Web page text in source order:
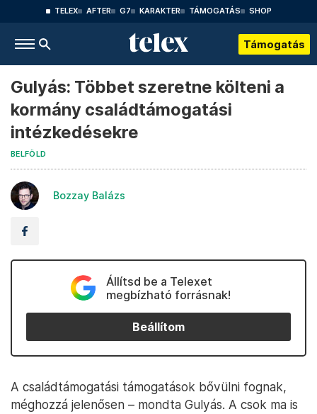
TELEX AFTER G7 KARAKTER TÁMOGATÁS SHOP
Támogatás
Gulyás: Többet szeretne költeni a
kormány családtámogatási
intézkedésekre
BELFÖLD
Bozzay Balázs
Állítsd be a Telexet
megbízható forrásnak!
Beállítom
A családtámogatási támogatások bővülni fognak,
méghozzá jelenősen – mondta Gulyás. A csok ma is